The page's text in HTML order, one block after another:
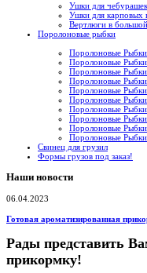
Ушки для чебурашек
Ушки для карповых
Вертлюги в
Поролоновые рыбки
Поролоновые
Поролоновые
Поролоновые
Поролоновые
Поролоновые
Поролоновые
Поролоновые
Поролоновые
Поролоновые
Поролоновые
Свинец для грузил
Формы грузов под заказ!
Наши новости
06.04.2023
Готовая ароматизированная
Рады представить
прикормку!